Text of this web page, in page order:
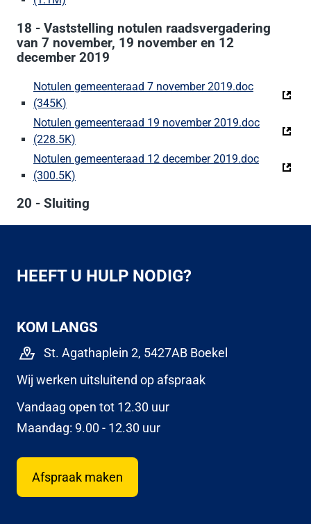
18 - Vaststelling notulen raadsvergadering
van 7 november, 19 november en 12
december 2019
Notulen gemeenteraad 7 november 2019.doc
(345K)
Notulen gemeenteraad 19 november 2019.doc
(228.5K)
Notulen gemeenteraad 12 december 2019.doc
(300.5K)
20 - Sluiting
HEEFT U HULP NODIG?
KOM LANGS
St. Agathaplein 2, 5427AB Boekel
Wij werken uitsluitend op afspraak
Vandaag open tot 12.30 uur
Maandag: 9.00 - 12.30 uur
Afspraak maken